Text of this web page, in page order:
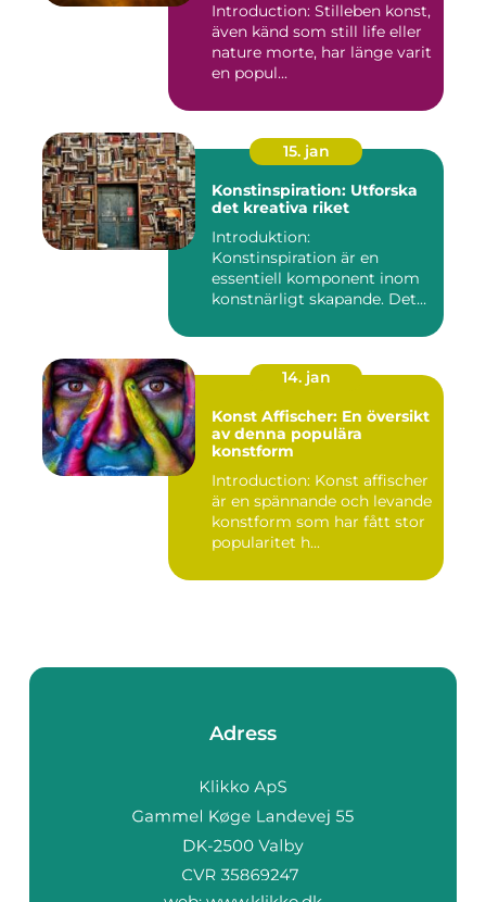
Introduction: Stilleben konst,
även känd som still life eller
nature morte, har länge varit
en popul...
15. jan
Konstinspiration: Utforska
det kreativa riket
Introduktion:
Konstinspiration är en
essentiell komponent inom
konstnärligt skapande. Det
14. jan
Konst Affischer: En översikt
av denna populära
konstform
Introduction: Konst affischer
är en spännande och levande
konstform som har fått stor
popularitet h...
Adress